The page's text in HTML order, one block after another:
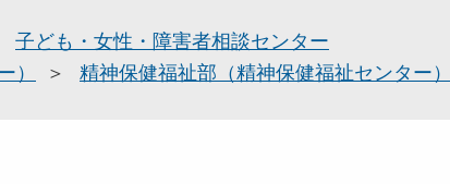
子ども・女性・障害者相談センター
）
精神保健福祉部（精神保健福祉センター